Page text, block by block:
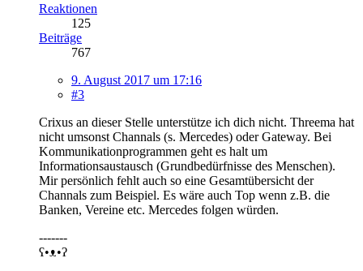
Reaktionen
125
Beiträge
767
9. August 2017 um 17:16
#3
Crixus an dieser Stelle unterstütze ich dich nicht. Threema hat
nicht umsonst Channals (s. Mercedes) oder Gateway. Bei
Kommunikationprogrammen geht es halt um
Informationsaustausch (Grundbedürfnisse des Menschen).
Mir persönlich fehlt auch so eine Gesamtübersicht der
Channals zum Beispiel. Es wäre auch Top wenn z.B. die
Banken, Vereine etc. Mercedes folgen würden.
-------
ʕ•ᴥ•ʔ